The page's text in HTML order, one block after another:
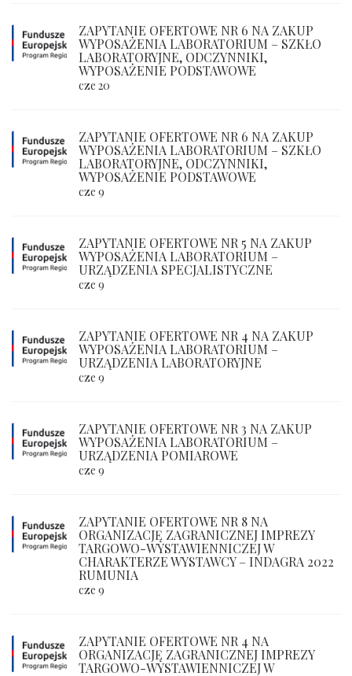
ZAPYTANIE OFERTOWE NR 6 NA ZAKUP
WYPOSAŻENIA LABORATORIUM – SZKŁO
LABORATORYJNE, ODCZYNNIKI,
WYPOSAŻENIE PODSTAWOWE
cze 20
ZAPYTANIE OFERTOWE NR 6 NA ZAKUP
WYPOSAŻENIA LABORATORIUM – SZKŁO
LABORATORYJNE, ODCZYNNIKI,
WYPOSAŻENIE PODSTAWOWE
cze 9
ZAPYTANIE OFERTOWE NR 5 NA ZAKUP
WYPOSAŻENIA LABORATORIUM –
URZĄDZENIA SPECJALISTYCZNE
cze 9
ZAPYTANIE OFERTOWE NR 4 NA ZAKUP
WYPOSAŻENIA LABORATORIUM –
URZĄDZENIA LABORATORYJNE
cze 9
ZAPYTANIE OFERTOWE NR 3 NA ZAKUP
WYPOSAŻENIA LABORATORIUM –
URZĄDZENIA POMIAROWE
cze 9
ZAPYTANIE OFERTOWE NR 8 NA
ORGANIZACJĘ ZAGRANICZNEJ IMPREZY
TARGOWO-WYSTAWIENNICZEJ W
CHARAKTERZE WYSTAWCY – INDAGRA 2022
RUMUNIA
cze 9
ZAPYTANIE OFERTOWE NR 4 NA
ORGANIZACJĘ ZAGRANICZNEJ IMPREZY
TARGOWO-WYSTAWIENNICZEJ W